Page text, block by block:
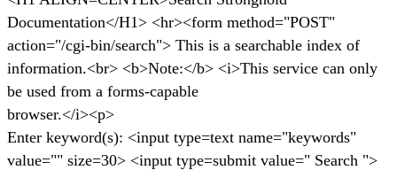
Documentation</H1> <hr><form method="POST"
action="/cgi-bin/search"> This is a searchable index of
information.<br> <b>Note:</b> <i>This service can only
be used from a forms-capable
browser.</i><p>
Enter keyword(s): <input type=text name="keywords"
value="" size=30> <input type=submit value=" Search ">